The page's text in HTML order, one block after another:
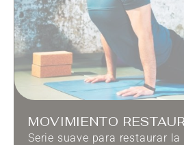
MOVIMIENTO
Serie suave para restaurar